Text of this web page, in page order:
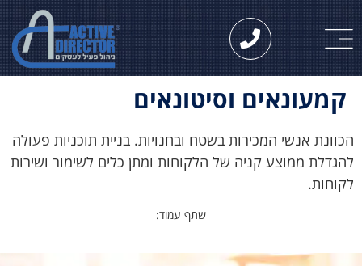
קמעונאים וסיטונאים
הכוונת אנשי המכירות בשטח ובחנויות. בניית תוכניות פעולה
להגדלת ממוצע קניה של הלקוחות ומתן כלים לשימור ושירות
לקוחות.
שתף עמוד: